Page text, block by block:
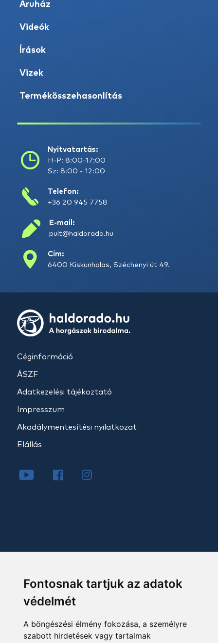
Fontosnak tartjuk az adatok
védelmét
A böngészési élmény fokozása, a személyre
szabott hirdetések vagy tartalmak
Áruház
Videók
Írások
Vizek
Termékösszehasonlítás
Nyitvatartás:
H-P: 8:00-17:00
Sz: 8:00 - 12:00
Telefon:
+36 20 945 7758
E-mail:
pult@haldorado.hu
Cím:
6400 Kiskunhalas, Széchenyi út 49.
Céginformáció
ÁSZF
Adatkezelési tájékoztató
Impresszum
Akadálymentesítési nyilatkozat
Elállás